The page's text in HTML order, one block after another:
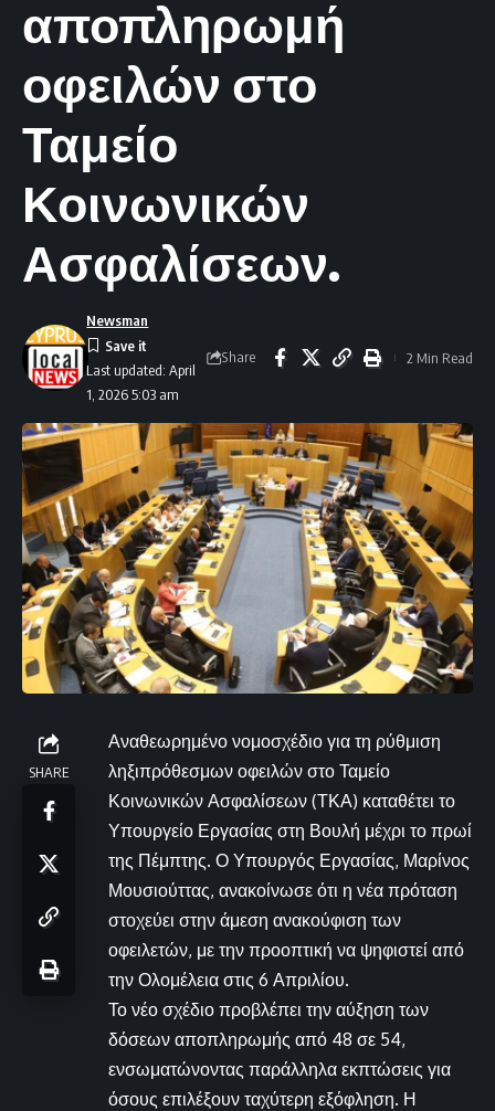
αποπληρωμή
οφειλών στο
Ταμείο
Κοινωνικών
Ασφαλίσεων.
Last updated: April
1, 2026 5:03 am
Newsman
Share 2 Min Read
SHARE
Αναθεωρημένο νομοσχέδιο για τη ρύθμιση
ληξιπρόθεσμων οφειλών στο Ταμείο
Κοινωνικών Ασφαλίσεων (ΤΚΑ) καταθέτει το
Υπουργείο Εργασίας στη Βουλή μέχρι το πρωί
της Πέμπτης. Ο Υπουργός Εργασίας, Μαρίνος
Μουσιούττας, ανακοίνωσε ότι η νέα πρόταση
στοχεύει στην άμεση ανακούφιση των
οφειλετών, με την προοπτική να ψηφιστεί από
την Ολομέλεια στις 6 Απριλίου.
Το νέο σχέδιο προβλέπει την αύξηση των
δόσεων αποπληρωμής από 48 σε 54,
ενσωματώνοντας παράλληλα εκπτώσεις για
όσους επιλέξουν ταχύτερη εξόφληση. Η